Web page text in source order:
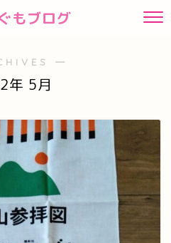
もブログ
―
年 5月